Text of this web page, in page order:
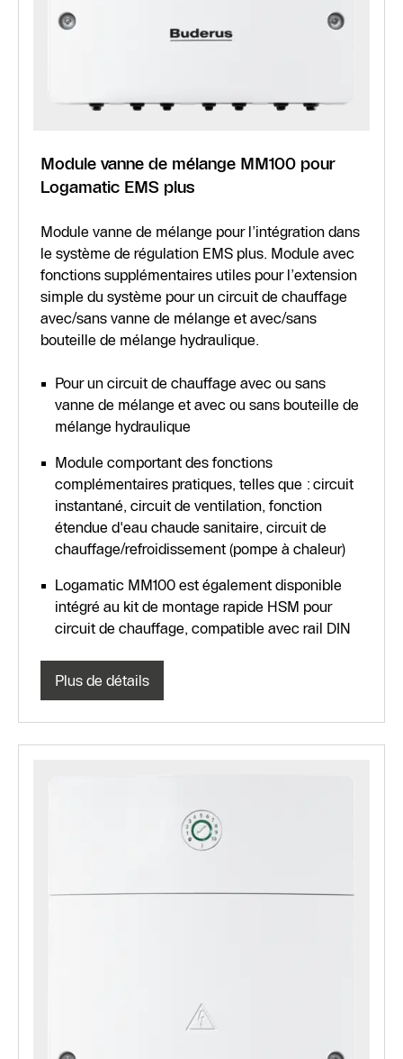
Module vanne de mélange MM100 pour
Logamatic EMS plus
Module vanne de mélange pour l’intégration dans
le système de régulation EMS plus. Module avec
fonctions supplémentaires utiles pour l’extension
simple du système pour un circuit de chauffage
avec/sans vanne de mélange et avec/sans
bouteille de mélange hydraulique.
Pour un circuit de chauffage avec ou sans
vanne de mélange et avec ou sans bouteille de
mélange hydraulique
Module comportant des fonctions
complémentaires pratiques, telles que : circuit
instantané, circuit de ventilation, fonction
étendue d'eau chaude sanitaire, circuit de
chauffage/refroidissement (pompe à chaleur)
Logamatic MM100 est également disponible
intégré au kit de montage rapide HSM pour
circuit de chauffage, compatible avec rail DIN
Plus de détails